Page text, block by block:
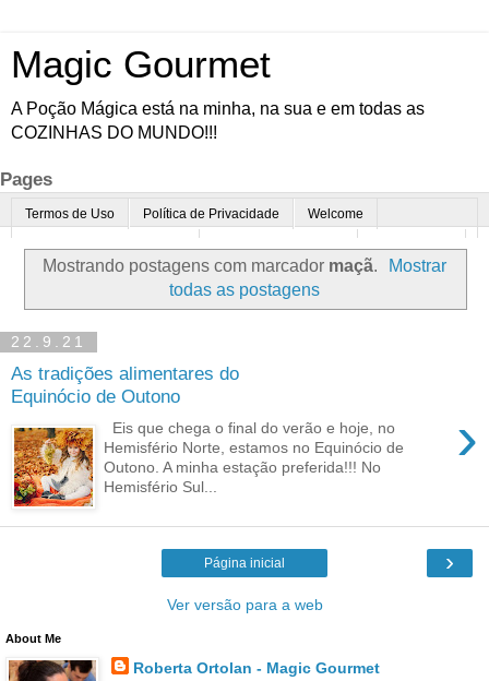
Magic Gourmet
A Poção Mágica está na minha, na sua e em todas as
COZINHAS DO MUNDO!!!
Pages
Termos de Uso Política de Privacidade Welcome
Enoturismo Minha Cozinha Dicas da vovó Mais
Parcerias Contato
Mostrando postagens com marcador maçã.
Mostrar
todas as postagens
22.9.21
As tradições alimentares do
Equinócio de Outono
›
Eis que chega o final do verão e hoje, no
Hemisfério Norte, estamos no Equinócio de
Outono. A minha estação preferida!!! No
Hemisfério Sul...
›
Página inicial
Ver versão para a web
About Me
Roberta Ortolan - Magic Gourmet